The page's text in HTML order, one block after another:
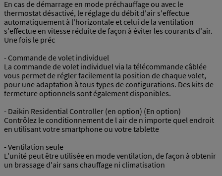
En cas de démarrage en mode préchauffage ou avec le
thermostat désactivé, le réglage du débit d'air s'effectue
automatiquement à l'horizontale et celui de la ventilation
s'effectue en vitesse réduite de façon à éviter les courants d'air.
Une fois le préc
- Commande de volet individuel
La commande de volet individuel via la télécommande câblée
vous permet de régler facilement la position de chaque volet,
pour une adaptation à tous types de configurations. Des kits de
fermeture optionnels sont également disponibles.
- Daikin Residential Controller (en option) (En option)
Contrôlez le conditionnement de l air de n importe quel endroit
en utilisant votre smartphone ou votre tablette
- Ventilation seule
L'unité peut être utilisée en mode ventilation, de façon à obtenir
un brassage d'air sans chauffage ni climatisation